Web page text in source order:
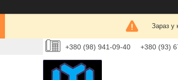
Зараз у
+380 (98) 941-09-40 +380 (93)